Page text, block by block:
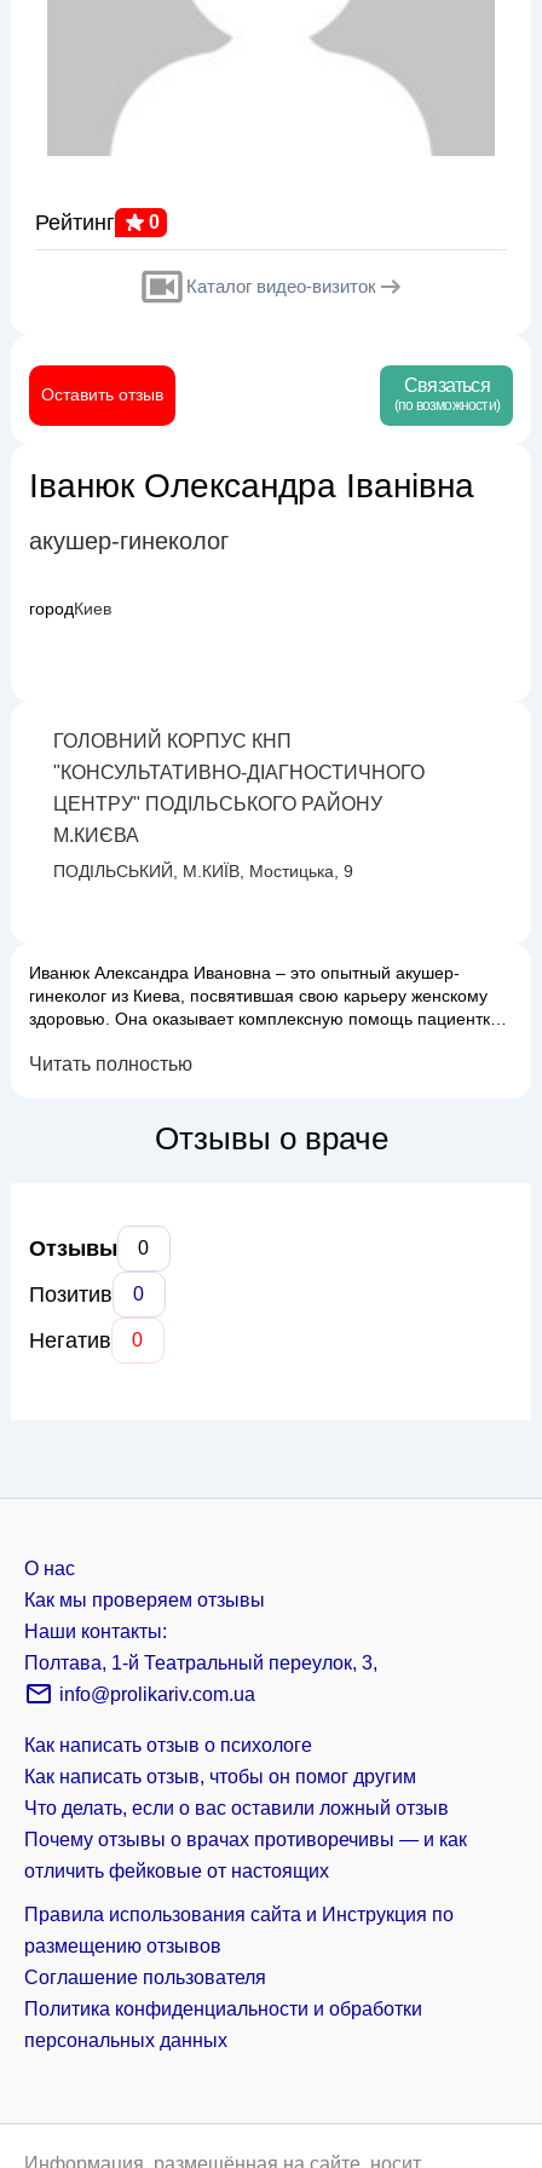
Рейтинг 0
Каталог видео-визиток
Оставить отзыв Связаться
(по возможности)
Іванюк Олександра Іванівна
акушер-гинеколог
городКиев
ГОЛОВНИЙ КОРПУС КНП
"КОНСУЛЬТАТИВНО-ДІАГНОСТИЧНОГО
ЦЕНТРУ" ПОДІЛЬСЬКОГО РАЙОНУ
М.КИЄВА
ПОДІЛЬСЬКИЙ, М.КИЇВ, Мостицька, 9
Иванюк Александра Ивановна – это опытный акушер-
гинеколог из Киева, посвятившая свою карьеру женскому
здоровью. Она оказывает комплексную помощь пациенткам
постменопаузы. Александра Ивановна специализируется
менструального цикла, воспалительные...
Читать полностью
Отзывы о враче
Отзывы 0
Позитив 0
Негатив 0
О нас
Как мы проверяем отзывы
Наши контакты:
Полтава, 1-й Театральный переулок, 3,
info@prolikariv.com.ua
Как написать отзыв о психологе
Как написать отзыв, чтобы он помог другим
Что делать, если о вас оставили ложный отзыв
Почему отзывы о врачах противоречивы — и как
отличить фейковые от настоящих
Правила использования сайта и Инструкция по
размещению отзывов
Соглашение пользователя
Политика конфиденциальности и обработки
персональных данных
Информация, размещённая на сайте, носит